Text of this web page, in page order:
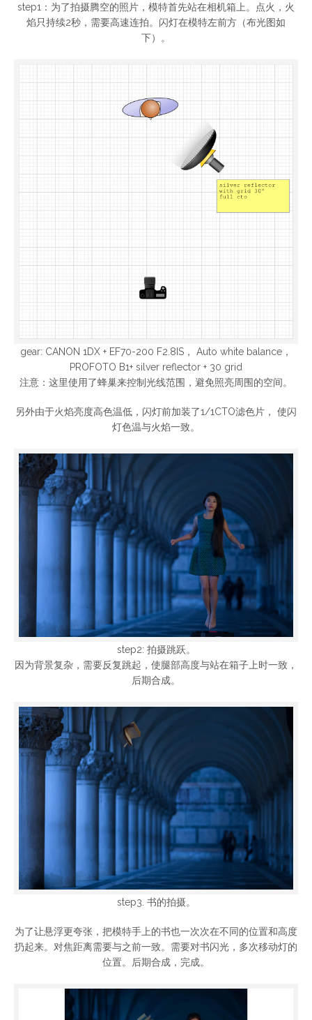
step1：为了拍摄腾空的照片，模特首先站在相机箱上。点火，火
焰只持续2秒，需要高速连拍。闪灯在模特左前方（布光图如
下）。
gear: CANON 1DX + EF70-200 F2.8IS， Auto white balance，
PROFOTO B1+ silver reflector + 30 grid
注意：这里使用了蜂巢来控制光线范围，避免照亮周围的空间。
另外由于火焰亮度高色温低，闪灯前加装了1/1CTO滤色片， 使闪
灯色温与火焰一致。
step2: 拍摄跳跃。
因为背景复杂，需要反复跳起，使腿部高度与站在箱子上时一致，
后期合成。
step3. 书的拍摄。
为了让悬浮更夸张，把模特手上的书也一次次在不同的位置和高度
扔起来。对焦距离需要与之前一致。需要对书闪光，多次移动灯的
位置。后期合成，完成。